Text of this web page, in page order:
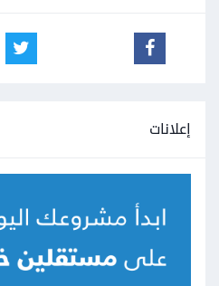
إعلانات